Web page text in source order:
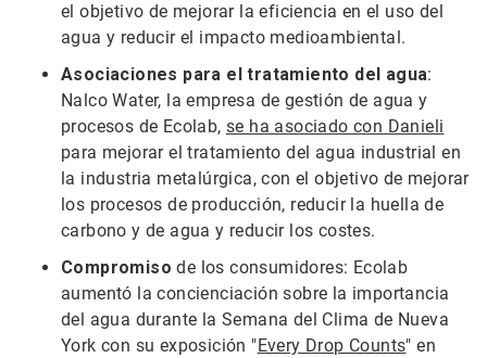
el objetivo de mejorar la eficiencia en el uso del
agua y reducir el impacto medioambiental.
Asociaciones para el tratamiento del agua:
Nalco Water, la empresa de gestión de agua y
procesos de Ecolab, se ha asociado con Danieli
para mejorar el tratamiento del agua industrial en
la industria metalúrgica, con el objetivo de mejorar
los procesos de producción, reducir la huella de
carbono y de agua y reducir los costes.
Compromiso de los consumidores: Ecolab
aumentó la concienciación sobre la importancia
del agua durante la Semana del Clima de Nueva
York con su exposición "Every Drop Counts" en